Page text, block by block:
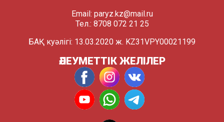
Email: paryz.kz@mail.ru
Тел.: 8708 072 21 25
БАҚ куәлігі: 13.03.2020 ж. KZ31VPY00021199
ӘЛЕУМЕТТІК ЖЕЛІЛЕР